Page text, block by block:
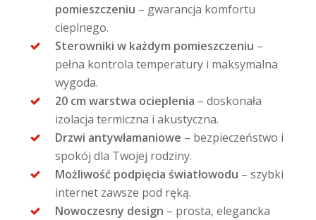
pomieszczeniu – gwarancja komfortu
cieplnego.
Sterowniki w każdym pomieszczeniu –
pełna kontrola temperatury i maksymalna
wygoda.
20 cm warstwa ocieplenia – doskonała
izolacja termiczna i akustyczna.
Drzwi antywłamaniowe – bezpieczeństwo i
spokój dla Twojej rodziny.
Możliwość podpięcia światłowodu – szybki
internet zawsze pod ręką.
Nowoczesny design – prosta, elegancka